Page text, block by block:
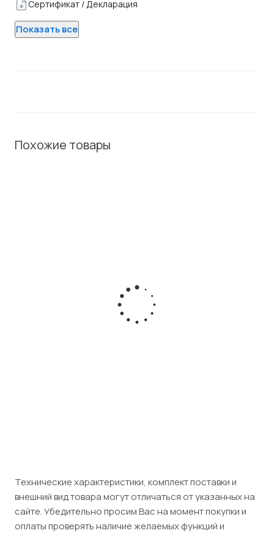
Сертификат / Декларация
Показать все
Похожие товары
Контроллер HPE SN1100Q (P9D94A)
Есть в наличии
Технические характеристики, комплект поставки и
внешний вид товара могут отличаться от указанных на
сайте. Убедительно просим Вас на момент покупки и
оплаты проверять наличие желаемых функций и